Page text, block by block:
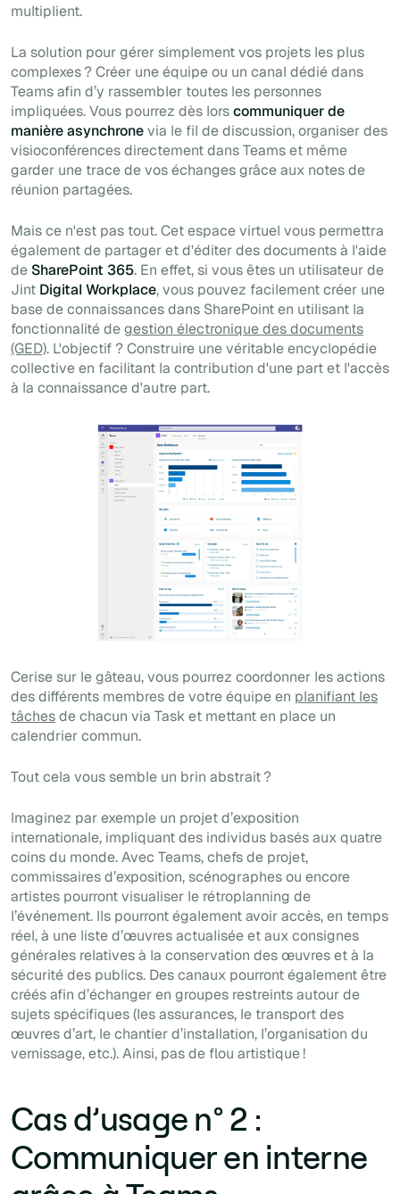
multiplient.
La solution pour gérer simplement vos projets les plus
complexes ? Créer une équipe ou un canal dédié dans
Teamsafin d’y rassembler toutes les personnes
impliquées. Vous pourrez dès lorscommuniquer de
manière asynchronevia le fil de discussion, organiser des
visioconférences directement dans Teams et même
garder une trace de vos échanges grâce aux notes de
réunion partagées.
Mais ce n'est pas tout. Cet espace virtuel vous permettra
également de partager et d'éditer des documents à l'aide
de SharePoint 365. En effet, si vous êtes un utilisateur de
Jint Digital Workplace, vous pouvez facilement créer une
base de connaissances dans SharePoint en utilisant la
fonctionnalité degestion électronique des documents
(GED). L'objectif ? Construire une véritable encyclopédie
collective en facilitant la contribution d'une part et l'accès
à la connaissance d'autre part.
Cerise sur le gâteau, vous pourrez coordonner les actions
des différents membres de votre équipe en planifiant les
tâchesde chacun via Task et mettant en place un
calendrier commun.
Tout cela vous semble un brin abstrait ?
Imaginez par exemple un projet d’exposition
internationale, impliquant des individus basés aux quatre
coins du monde. Avec Teams, chefs de projet,
commissaires d’exposition, scénographes ou encore
artistes pourront visualiser le rétroplanning de
l’événement. Ils pourront également avoir accès, en temps
réel, à une liste d’œuvres actualisée et aux consignes
générales relatives à la conservation des œuvres et à la
sécurité des publics. Des canaux pourront également être
créés afin d’échanger en groupes restreints autour de
sujets spécifiques (les assurances, le transport des
œuvres d’art, le chantier d’installation, l’organisation du
vernissage, etc.). Ainsi, pas de flou artistique !
Cas d’usage n° 2 :
Communiquer en interne